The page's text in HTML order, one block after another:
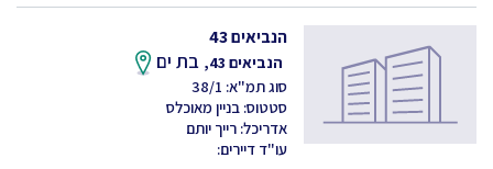
הנביאים 43
הנביאים 43, בת ים
סוג תמ"א: 38/1
סטטוס: בניין מאוכלס
אדריכל: רייך יותם
עו"ד דיירים: